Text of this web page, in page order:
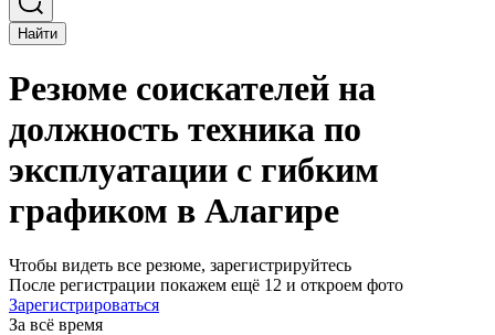
Найти
Резюме соискателей на
должность техника по
эксплуатации с гибким
графиком в Алагире
Чтобы видеть все резюме, зарегистрируйтесь
После регистрации покажем ещё 12 и откроем фото
Зарегистрироваться
За всё время